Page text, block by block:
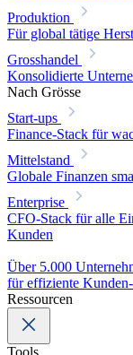
Produktion
Für global tätige
Grosshandel
Konsolidierte
Nach Grösse
Start-ups
Finance-Stack für
Mittelstand
Globale Finanzen
Enterprise
CFO-Stack für alle
Kunden
Über 5.000
für effiziente
Ressourcen
Tools